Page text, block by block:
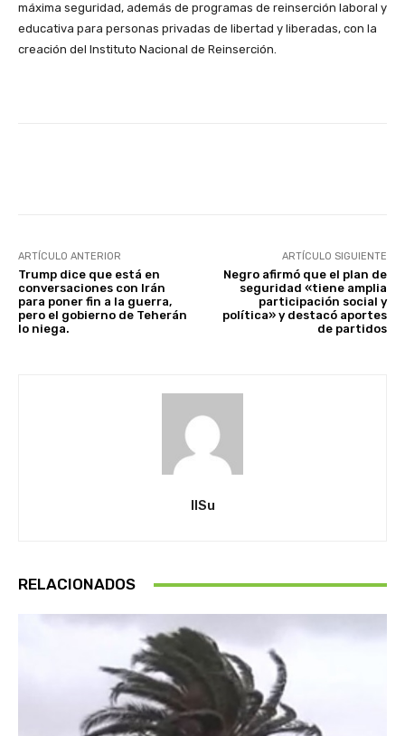
máxima seguridad, además de programas de reinserción laboral y
educativa para personas privadas de libertad y liberadas, con la
creación del Instituto Nacional de Reinserción.
ARTÍCULO ANTERIOR
Trump dice que está en
conversaciones con Irán
para poner fin a la guerra,
pero el gobierno de Teherán
lo niega.
ARTÍCULO SIGUIENTE
Negro afirmó que el plan de
seguridad «tiene amplia
participación social y
política» y destacó aportes
de partidos
IlSu
RELACIONADOS